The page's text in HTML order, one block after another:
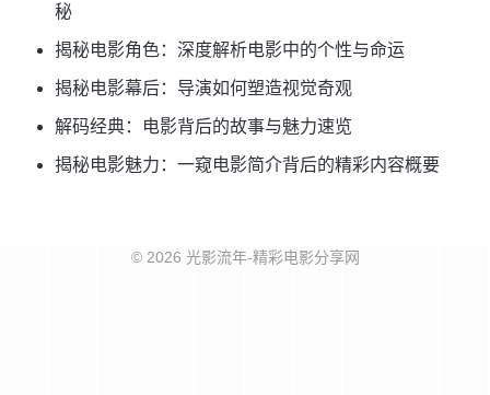
秘
揭秘电影角色：深度解析电影中的个性与命运
揭秘电影幕后：导演如何塑造视觉奇观
解码经典：电影背后的故事与魅力速览
揭秘电影魅力：一窥电影简介背后的精彩内容概要
© 2026 光影流年-精彩电影分享网